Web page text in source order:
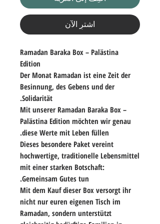
اشترِ الآن
Ramadan Baraka Box – Palästina
Edition
Der Monat Ramadan ist eine Zeit der
Besinnung, des Gebens und der
Solidarität.
Mit unserer Ramadan Baraka Box –
Palästina Edition möchten wir genau
diese Werte mit Leben füllen.
Dieses besondere Paket vereint
hochwertige, traditionelle Lebensmittel
mit einer starken Botschaft:
Gemeinsam Gutes tun.
Mit dem Kauf dieser Box versorgt ihr
nicht nur euren eigenen Tisch im
Ramadan, sondern unterstützt